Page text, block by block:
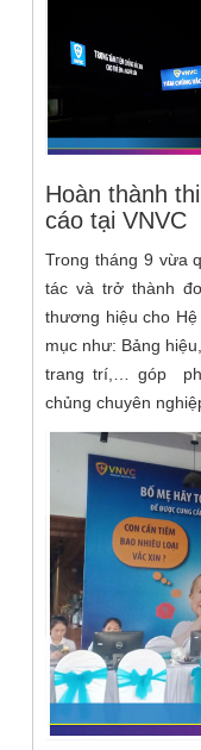
Hoàn thành
cáo tại VNVC
Trong tháng 9 vừa
tác và trở thành
thương hiệu cho
mục như: Bảng
trang trí,… góp
chủng chuyên